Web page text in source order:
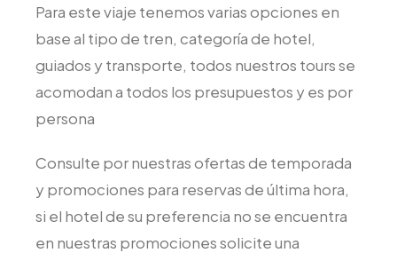
Para este viaje tenemos varias opciones en
base al tipo de tren, categoría de hotel,
guiados y transporte, todos nuestros tours se
acomodan a todos los presupuestos y es por
persona
Consulte por nuestras ofertas de temporada
y promociones para reservas de última hora,
si el hotel de su preferencia no se encuentra
en nuestras promociones solicite una